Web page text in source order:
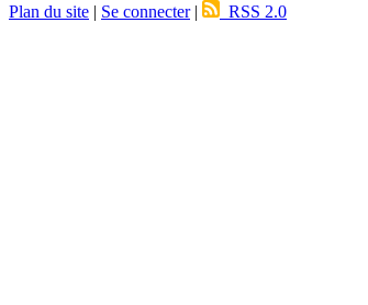
Plan du site | Se connecter| RSS 2.0